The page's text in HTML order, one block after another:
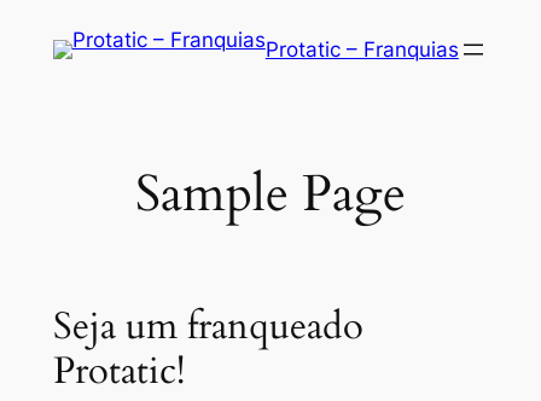
Protatic – Franquias
Sample Page
Seja um franqueado
Protatic!